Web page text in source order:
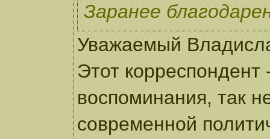
Заранее
Уважаемый
Этот
воспоминания, так
современной